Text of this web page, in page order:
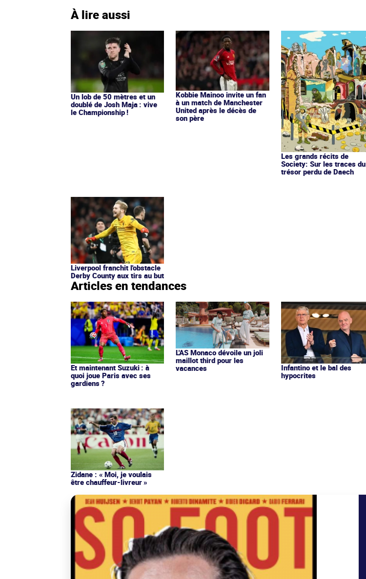
À lire aussi
Un lob de 50 mètres et un
doublé de Josh Maja : vive
le Championship !
Kobbie Mainoo invite un fan
à un match de Manchester
United après le décès de
son père
Les grands récits de
Society: Sur les traces du
trésor perdu de Daech
Liverpool franchit l'obstacle
Derby County aux tirs au but
Articles en tendances
Et maintenant Suzuki : à
quoi joue Paris avec ses
gardiens ?
L'AS Monaco dévoile un joli
maillot third pour les
vacances
Infantino et le bal des
hypocrites
Zidane : « Moi, je voulais
être chauffeur-livreur »